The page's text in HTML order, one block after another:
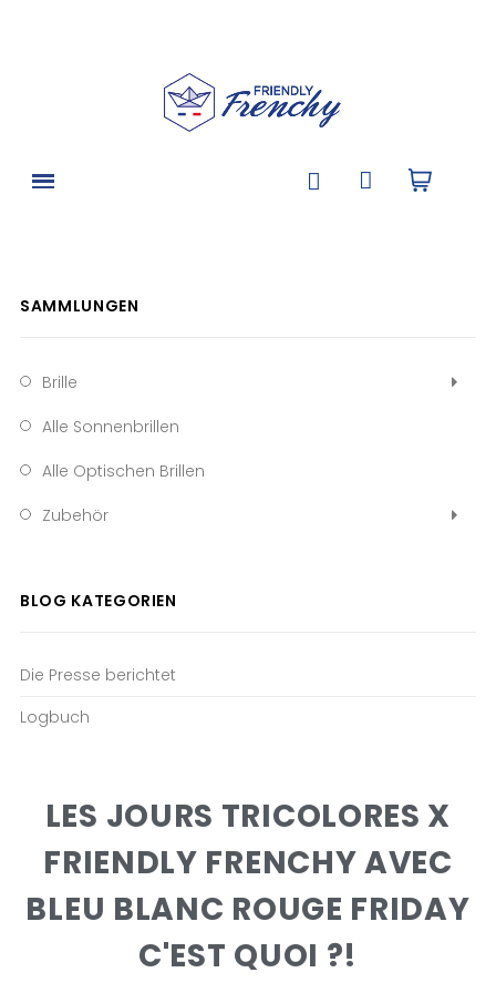
SAMMLUNGEN
Brille
Alle Sonnenbrillen
Alle Optischen Brillen
Zubehör
BLOG KATEGORIEN
Die Presse berichtet
Logbuch
LES JOURS TRICOLORES X
FRIENDLY FRENCHY AVEC
BLEU BLANC ROUGE FRIDAY
C'EST QUOI ?!